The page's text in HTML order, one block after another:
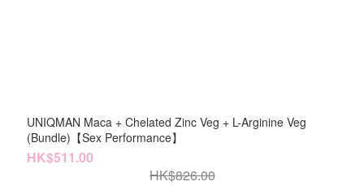
UNIQMAN Maca + Chelated Zinc Veg + L-Arginine Veg
(Bundle)【Sex Performance】
HK$511.00
HK$826.00